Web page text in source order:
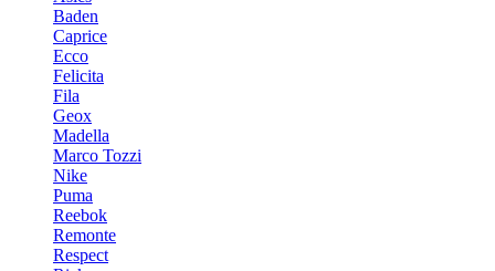
Baden
Caprice
Ecco
Felicita
Fila
Geox
Madella
Marco Tozzi
Nike
Puma
Reebok
Remonte
Respect